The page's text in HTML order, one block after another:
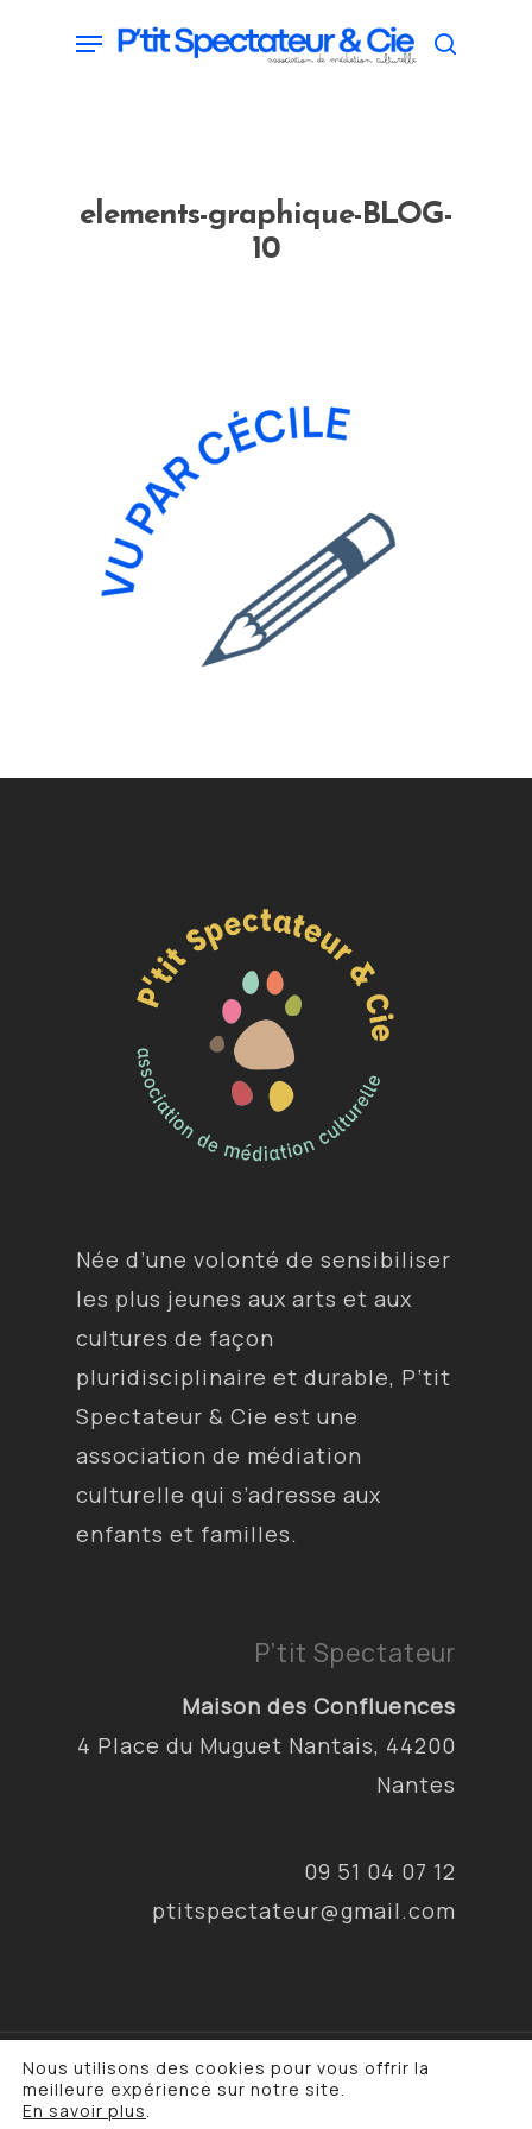
search
Menu
elements-graphique-BLOG-
10
Née d’une volonté de sensibiliser
les plus jeunes aux arts et aux
cultures de façon
pluridisciplinaire et durable, P’tit
Spectateur & Cie est une
association de médiation
culturelle qui s’adresse aux
enfants et familles.
P’tit Spectateur
Maison des Confluences
4 Place du Muguet Nantais, 44200
Nantes
09 51 04 07 12
ptitspectateur@gmail.com
© 2026 P'tit Spectateur & Cie. •Mentions
légales•Politique de confidentialité
Nous utilisons des cookies pour vous offrir la
meilleure expérience sur notre site.
En savoir plus.